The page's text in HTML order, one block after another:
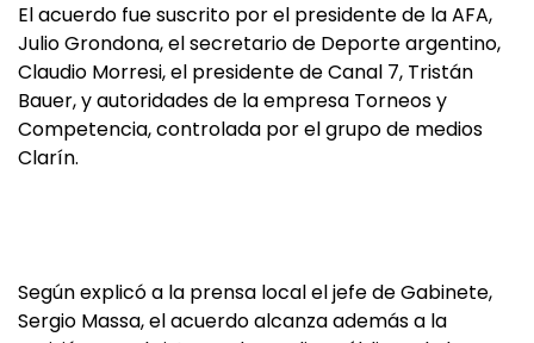
El acuerdo fue suscrito por el presidente de la AFA,
Julio Grondona, el secretario de Deporte argentino,
Claudio Morresi, el presidente de Canal 7, Tristán
Bauer, y autoridades de la empresa Torneos y
Competencia, controlada por el grupo de medios
Clarín.
Según explicó a la prensa local el jefe de Gabinete,
Sergio Massa, el acuerdo alcanza además a la